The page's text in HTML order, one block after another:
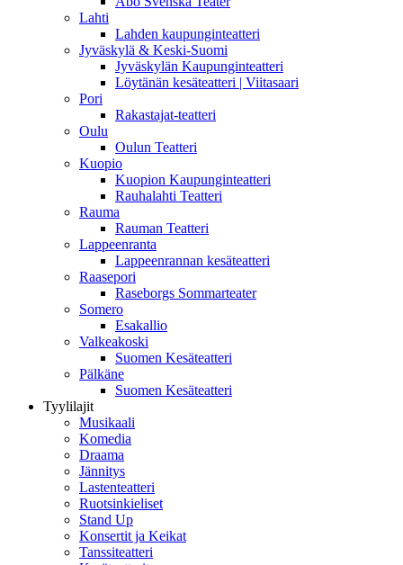
Lahti
Lahden kaupunginteatteri
Jyväskylä & Keski-Suomi
Jyväskylän Kaupunginteatteri
Löytänän kesäteatteri | Viitasaari
Pori
Rakastajat-teatteri
Oulu
Oulun Teatteri
Kuopio
Kuopion Kaupunginteatteri
Rauhalahti Teatteri
Rauma
Rauman Teatteri
Lappeenranta
Lappeenrannan kesäteatteri
Raasepori
Raseborgs Sommarteater
Somero
Esakallio
Valkeakoski
Suomen Kesäteatteri
Pälkäne
Suomen Kesäteatteri
Tyylilajit
Musikaali
Komedia
Draama
Jännitys
Lastenteatteri
Ruotsinkieliset
Stand Up
Konsertit ja Keikat
Tanssiteatteri